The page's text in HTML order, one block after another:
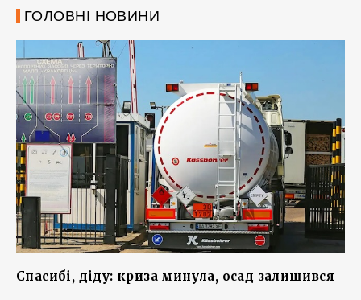
ГОЛОВНІ НОВИНИ
Спасибі, діду: криза минула, осад залишився